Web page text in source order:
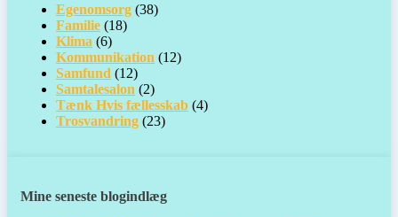
Egenomsorg (38)
Familie (18)
Klima (6)
Kommunikation (12)
Samfund (12)
Samtalesalon (2)
Tænk Hvis fællesskab (4)
Trosvandring (23)
Mine seneste blogindlæg